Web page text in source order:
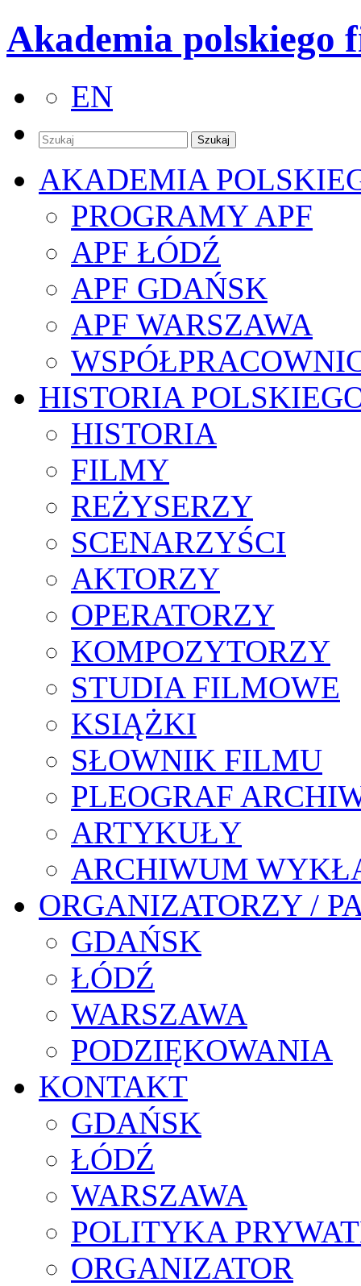
Akademia polskiego
EN
AKADEMIA
PROGRAMY APF
APF ŁÓDŹ
APF GDAŃSK
APF WARSZAWA
HISTORIA
HISTORIA
FILMY
REŻYSERZY
SCENARZYŚCI
AKTORZY
OPERATORZY
KOMPOZYTORZY
STUDIA FILMOWE
KSIĄŻKI
SŁOWNIK FILMU
PLEOGRAF
ARTYKUŁY
ARCHIWUM
ORGANIZATORZY /
GDAŃSK
ŁÓDŹ
WARSZAWA
PODZIĘKOWANIA
KONTAKT
GDAŃSK
ŁÓDŹ
WARSZAWA
POLITYKA
ORGANIZATOR